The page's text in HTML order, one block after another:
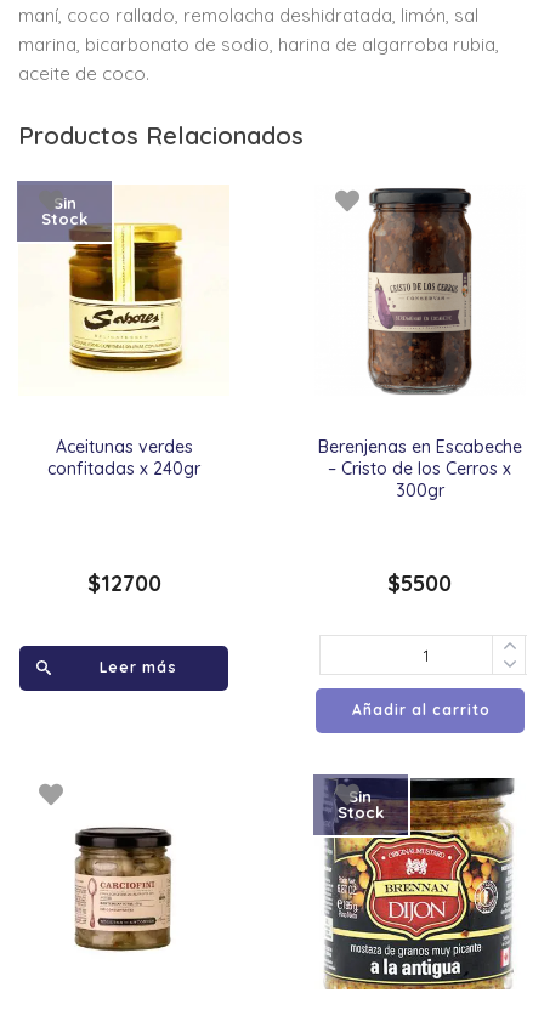
maní, coco rallado, remolacha deshidratada, limón, sal
marina, bicarbonato de sodio, harina de algarroba rubia,
aceite de coco.
Productos Relacionados
Aceitunas verdes
confitadas x 240gr
Sin
Stock
$12700
Leer más
Berenjenas en Escabeche
– Cristo de los Cerros x
300gr
$5500
Añadir al carrito
Sin
Stock